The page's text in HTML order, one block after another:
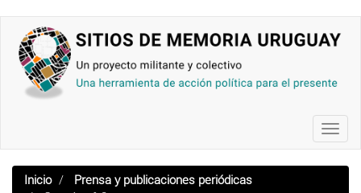
contenido
principal
Inicio
Prensa y publicaciones periódicas